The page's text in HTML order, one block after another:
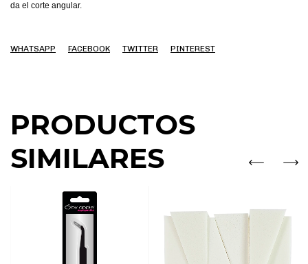
da el corte angular.
WHATSAPP FACEBOOK TWITTER PINTEREST
PRODUCTOS
SIMILARES